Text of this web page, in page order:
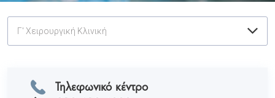
Γ' Χειρουργική Κλινική
Τηλεφωνικό κέντρο